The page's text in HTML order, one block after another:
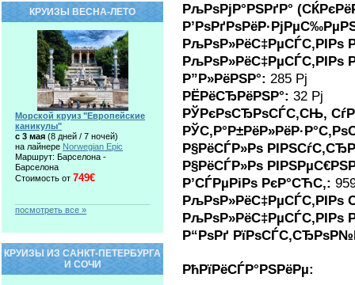
РљРѕРјР°РЅРґР°
РљРѕР»РёС‡РµСЃС‚РІРѕ
РљРѕР»РёС‡РµСЃС‚РІРѕ
Р”Р»РёРЅР°: 285 Рј
РЁРёСЂРёРЅР°: 32 Рј
РЎРєРѕСЂРѕСЃС‚СЊ,
Р§РёСЃР»Рѕ
Р§РёСЃР»Рѕ
Р’СЃРµРіРѕ РєР°СЋС‚:
Р“РѕРґ
РћРїРёСЃР°РЅРёРµ:
КРУИЗЫ ВЕСНА-ЛЕТО
Морской круиз "Европейские
каникулы"
c 3 мая (8 дней / 7 ночей)
на лайнере Norwegian Epic
Маршрут: Барселона -
Барселона
Стоимость от 749€
посмотреть все »
КРУИЗЫ ИЗ САНКТ-ПЕТЕРБУРГА
И СОЧИ